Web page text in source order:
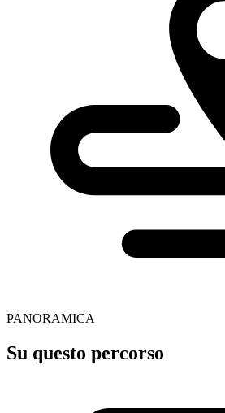
PANORAMICA
Su questo percorso